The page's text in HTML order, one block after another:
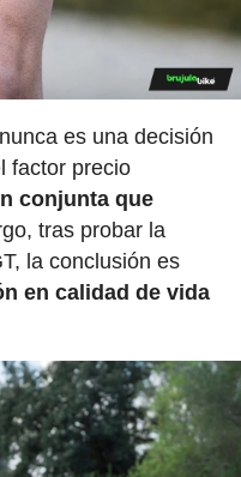
es una decisión
factor precio
conjunta que
tras probar la
la conclusión es
en calidad de vida